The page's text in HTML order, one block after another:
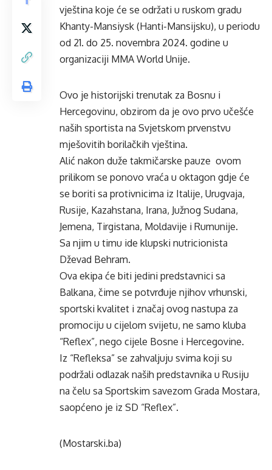
vještina koje će se održati u ruskom gradu
Khanty-Mansiysk (Hanti-Mansijsku), u periodu
od 21. do 25. novembra 2024. godine u
organizaciji MMA World Unije.
Ovo je historijski trenutak za Bosnu i
Hercegovinu, obzirom da je ovo prvo učešće
naših sportista na Svjetskom prvenstvu
mješovitih borilačkih vještina.
Alić nakon duže takmičarske pauze ovom
prilikom se ponovo vraća u oktagon gdje će
se boriti sa protivnicima iz Italije, Urugvaja,
Rusije, Kazahstana, Irana, Južnog Sudana,
Jemena, Tirgistana, Moldavije i Rumunije.
Sa njim u timu ide klupski nutricionista
Dževad Behram.
Ova ekipa će biti jedini predstavnici sa
Balkana, čime se potvrđuje njihov vrhunski,
sportski kvalitet i značaj ovog nastupa za
promociju u cijelom svijetu, ne samo kluba
“Reflex”, nego cijele Bosne i Hercegovine.
Iz “Refleksa” se zahvaljuju svima koji su
podržali odlazak naših predstavnika u Rusiju
na čelu sa Sportskim savezom Grada Mostara,
saopćeno je iz SD “Reflex”.
(Mostarski.ba)